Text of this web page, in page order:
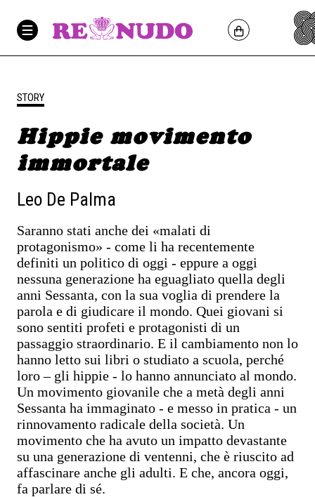
STORY
Hippie movimento
immortale
Leo De Palma
Saranno stati anche dei «malati di
protagonismo» - come li ha recentemente
definiti un politico di oggi - eppure a oggi
nessuna generazione ha eguagliato quella degli
anni Sessanta, con la sua voglia di prendere la
parola e di giudicare il mondo. Quei giovani si
sono sentiti profeti e protagonisti di un
passaggio straordinario. E il cambiamento non lo
hanno letto sui libri o studiato a scuola, perché
loro – gli hippie - lo hanno annunciato al mondo.
Un movimento giovanile che a metà degli anni
Sessanta ha immaginato - e messo in pratica - un
rinnovamento radicale della società. Un
movimento che ha avuto un impatto devastante
su una generazione di ventenni, che è riuscito ad
affascinare anche gli adulti. E che, ancora oggi,
fa parlare di sé.